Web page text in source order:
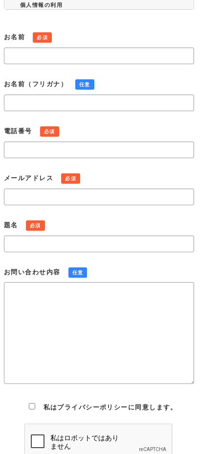
個人情報の利用
な限りにおいて利用します。また、個人情報を第三者との間で
共同利用し、または、個人情報の取扱いを第三者に委託する場
合には、共同利用の相手方および第三者について個人情報の適
当社は、法令に定める場合を除き、個人情報を事前に本人の同
意を得ることなく第三者に提供しません。
個人情報の管理
当社は、個人情報の正確性および最新性を保ち、安全に管理す
るとともに個人情報の紛失、改ざん、漏えいなどを防止するた
め、必要かつ適正な情報セキュリティー対策を実現します。
個人情報の開示・訂正・利用停止・消去
当社は、本人が個人情報について、開示・訂正・利用停止・消
去などを求める権利を有していることを認識し、個人情報相談
窓口を設置して、これらの要求ある場合には、法令にしたがっ
当社は、業務上使用する個人情報について適正な管理を実施す
るとともに、業務上の個人情報の適正な取り扱いを実現するた
当社は、この個人情報保護方針を実行するため、個人情報保護
社内ルールを策定し、これを研修・教育を通じて社内に周知徹
お名前 必須
お名前（フリガナ） 任意
電話番号 必須
メールアドレス 必須
題名 必須
お問い合わせ内容 任意
私はプライバシーポリシーに同意します。